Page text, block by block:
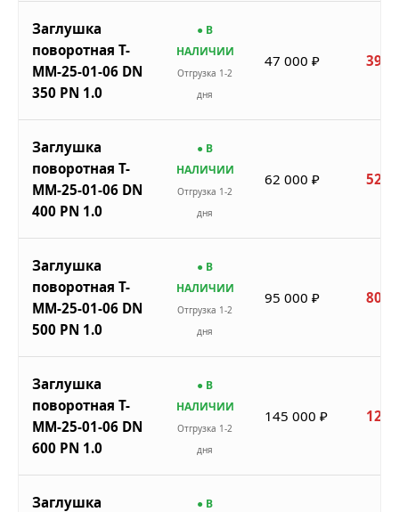
Заглушка
поворотная Т-
ММ-25-01-06 DN
350 PN 1.0
● В
НАЛИЧИИ
Отгрузка 1-2
дня
47 000 ₽ 39
Заглушка
поворотная Т-
ММ-25-01-06 DN
400 PN 1.0
● В
НАЛИЧИИ
Отгрузка 1-2
дня
62 000 ₽ 52
Заглушка
поворотная Т-
ММ-25-01-06 DN
500 PN 1.0
● В
НАЛИЧИИ
Отгрузка 1-2
дня
95 000 ₽ 80
Заглушка
поворотная Т-
ММ-25-01-06 DN
600 PN 1.0
● В
НАЛИЧИИ
Отгрузка 1-2
дня
145 000 ₽ 123
Заглушка
● В